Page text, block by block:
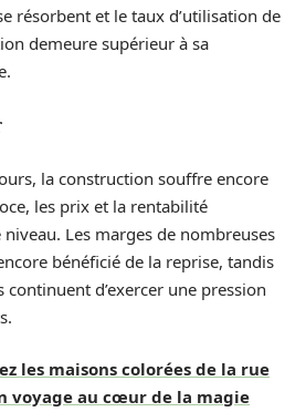
résorbent et le taux d’utilisation de
demeure supérieur à sa
la construction souffre encore
les prix et la rentabilité
Les marges de nombreuses
bénéficié de la reprise, tandis
d’exercer une pression
les maisons colorées de la rue
voyage au cœur de la magie